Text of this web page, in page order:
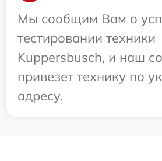
Мы сообщим Вам о
тестировании техники
Kuppersbusch, и наш
привезет технику по
адресу.